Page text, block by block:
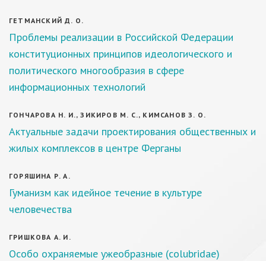
ГЕТМАНСКИЙ Д. О.
Проблемы реализации в Российской Федерации
конституционных принципов идеологического и
политического многообразия в сфере
информационных технологий
ГОНЧАРОВА Н. И., ЗИКИРОВ М. С., КИМСАНОВ З. О.
Актуальные задачи проектирования общественных и
жилых комплексов в центре Ферганы
ГОРЯШИНА Р. А.
Гуманизм как идейное течение в культуре
человечества
ГРИШКОВА А. И.
Особо охраняемые ужеобразные (colubridae)